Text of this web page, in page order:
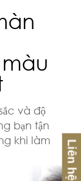
và độ
bạn tận
khi làm
Liên hệ